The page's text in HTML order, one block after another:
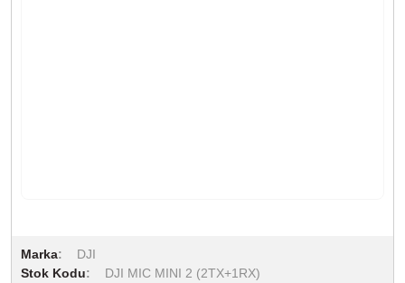
Marka
DJI
Stok Kodu
DJI MIC MINI 2 (2TX+1RX)